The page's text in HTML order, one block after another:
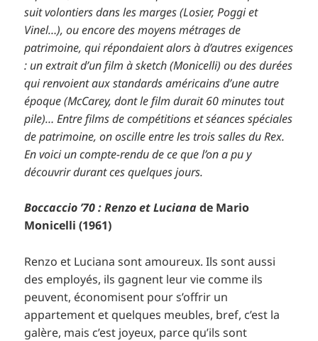
suit volontiers dans les marges (Losier, Poggi et
Vinel…), ou encore des moyens métrages de
patrimoine, qui répondaient alors à d’autres exigences
: un extrait d’un film à sketch (Monicelli) ou des durées
qui renvoient aux standards américains d’une autre
époque (McCarey, dont le film durait 60 minutes tout
pile)… Entre films de compétitions et séances spéciales
de patrimoine, on oscille entre les trois salles du Rex.
En voici un compte-rendu de ce que l’on a pu y
découvrir durant ces quelques jours.
Boccaccio ’70 : Renzo et Lucianade Mario
Monicelli (1961)
Renzo et Luciana sont amoureux. Ils sont aussi
des employés, ils gagnent leur vie comme ils
peuvent, économisent pour s’offrir un
appartement et quelques meubles, bref, c’est la
galère, mais c’est joyeux, parce qu’ils sont